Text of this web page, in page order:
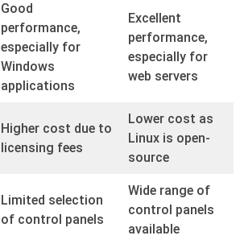
Good
performance,
especially for
Windows
applications
Excellent
performance,
especially for
web servers
Higher cost due to
licensing fees
Lower cost as
Linux is open-
source
Limited selection
of control panels
Wide range of
control panels
available